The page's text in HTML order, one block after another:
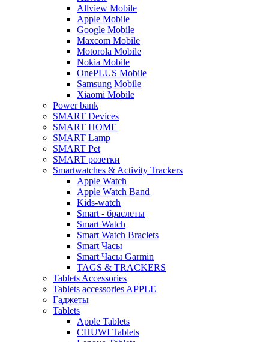
Allview Mobile
Apple Mobile
Google Mobile
Maxcom Mobile
Motorola Mobile
Nokia Mobile
OnePLUS Mobile
Samsung Mobile
Xiaomi Mobile
Power bank
SMART Devices
SMART HOME
SMART Lamp
SMART Pet
SMART розетки
Smartwatches & Activity Trackers
Apple Watch
Apple Watch Band
Kids-watch
Smart - браслеты
Smart Watch
Smart Watch Braclets
Smart Часы
Smart Часы Garmin
TAGS & TRACKERS
Tablets Accessories
Tablets accessories APPLE
Гаджеты
Tablets
Apple Tablets
CHUWI Tablets